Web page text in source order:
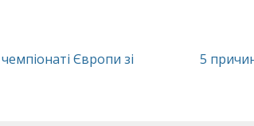
Європи зі
5